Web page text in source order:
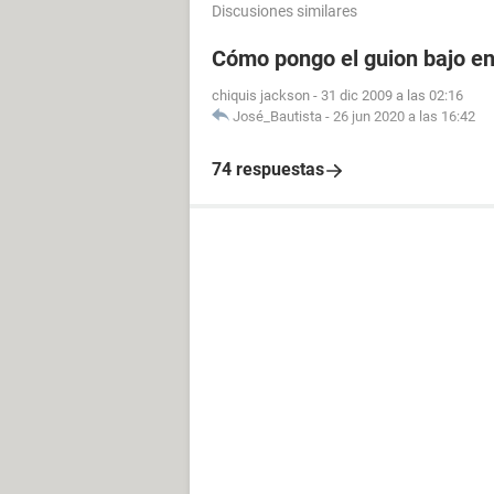
Discusiones similares
Cómo pongo el guion bajo
chiquis jackson - 31 dic 2009 a las 02:16
José_Bautista - 26 jun 2020 a las 16:42
74 respuestas